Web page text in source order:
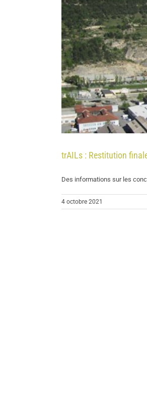
trAILs : Restitution
Des informations sur les
4 octobre 2021